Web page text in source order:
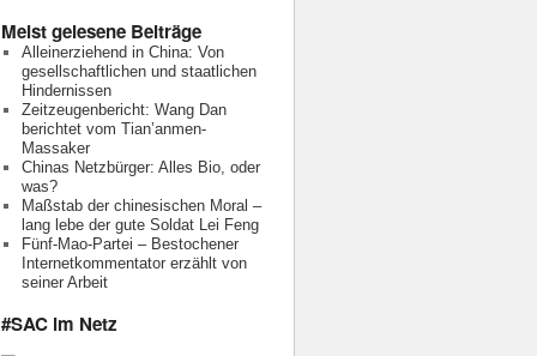
Meist gelesene Beiträge
Alleinerziehend in China: Von
gesellschaftlichen und staatlichen
Hindernissen
Zeitzeugenbericht: Wang Dan
berichtet vom Tian’anmen-
Massaker
Chinas Netzbürger: Alles Bio, oder
was?
Maßstab der chinesischen Moral –
lang lebe der gute Soldat Lei Feng
Fünf-Mao-Partei – Bestochener
Internetkommentator erzählt von
seiner Arbeit
#SAC im Netz